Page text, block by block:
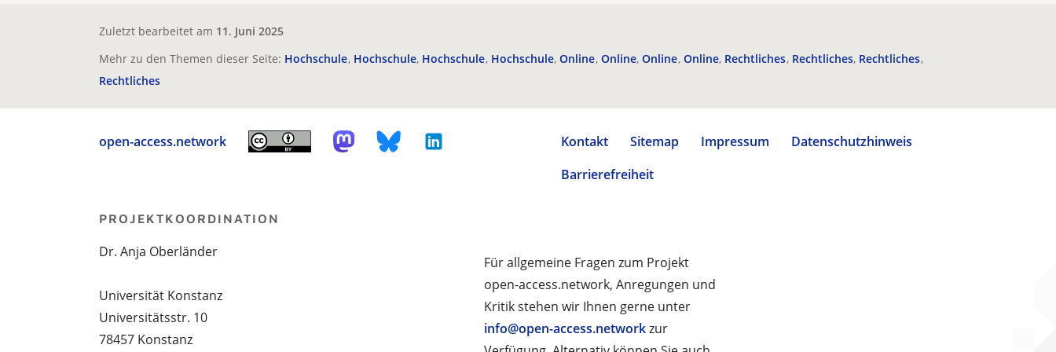
Zuletzt bearbeitet am 11. Juni 2025
Mehr zu den Themen dieser Seite: Hochschule Hochschule Hochschule Hochschule Online Online Online Online Rechtliches Rechtliches Rechtliches
Rechtliches
open-access.network Kontakt Sitemap Impressum
Datenschutzhinweis
Barrierefreiheit
Für allgemeine Fragen zum Projekt
open-access.network, Anregungen und
Kritik stehen wir Ihnen gerne unter
info@open-access.networkzur
PROJEKTKOORDINATION
Dr. Anja Oberländer
Universität Konstanz
Universitätsstr. 10
78457 Konstanz